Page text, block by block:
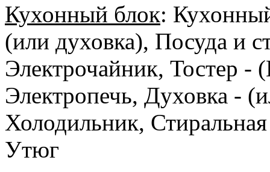
Кухонный блок:
(или духовка), Посуда и
Электрочайник, Тостер
Электропечь, Духовка -
Холодильник,
Утюг